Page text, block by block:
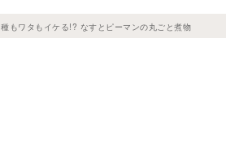
種もワタもイケる!? なすとピーマンの丸ごと煮物